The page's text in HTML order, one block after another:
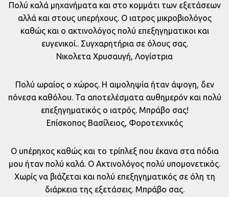
Πολύ καλά μηχανήματα και στο κομμάτι των εξετάσεων
αλλά και στους υπερήχους. Ο ιατρος μικροβιολόγος
καθώς και ο ακτινολόγος πολύ επεξηγηματικοι και
ευγενικοί.. Συγχαρητήρια σε όλους σας.
Νικολετα Χρυσαυγή, Λογίστρια
Πολύ ωραίος ο χώρος. Η αιμοληψία ήταν άψογη, δεν
πόνεσα καθόλου. Τα αποτελέσματα αυθημερόν και πολύ
επεξηγηματικός ο ιατρός. Μπράβο σας!
Επίσκοπος Βασίλειος, Φοροτεχνικός
Ο υπέρηχος καθώς και το τρίπλεξ που έκανα στα πόδια
μου ήταν πολύ καλά. Ο Ακτινολόγος πολύ υπομονετικός.
Χωρίς να βιάζεται και πολύ επεξηγηματικός σε όλη τη
διάρκεια της εξετάσεις. Μπράβο σας.